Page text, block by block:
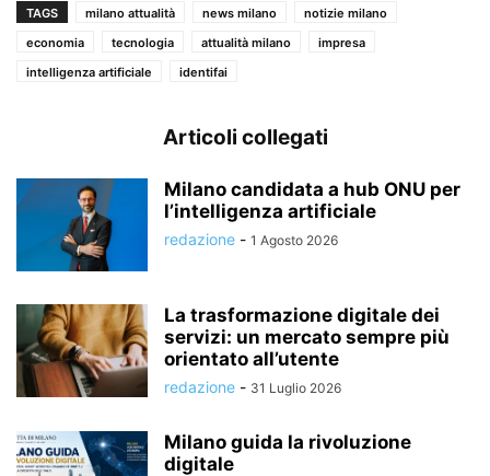
TAGS milano attualità news milano
notizie milano
economia
tecnologia attualità milano
impresa
intelligenza artificiale
identifai
Articoli collegati
Milano candidata a hub ONU per
l’intelligenza artificiale
redazione - 1 Agosto 2026
La trasformazione digitale dei
servizi: un mercato sempre più
orientato all’utente
redazione - 31 Luglio 2026
Milano guida la rivoluzione
digitale